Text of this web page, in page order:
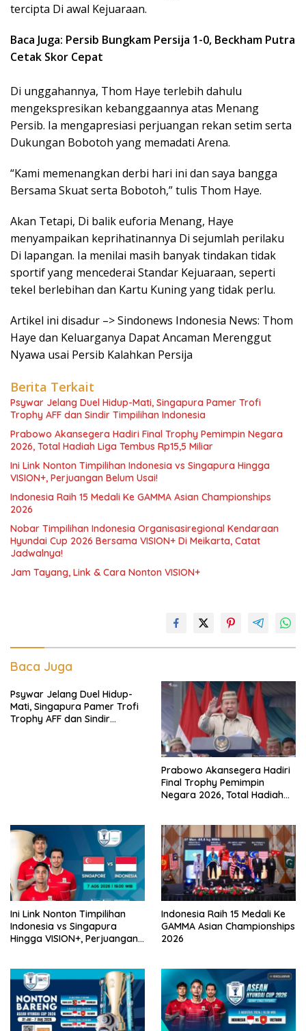
tercipta Di awal Kejuaraan.
Baca Juga: Persib Bungkam Persija 1-0, Beckham Putra
Cetak Skor Cepat
Di unggahannya, Thom Haye terlebih dahulu
mengekspresikan kebanggaannya atas Menang
Persib. Ia mengapresiasi perjuangan rekan setim serta
Dukungan Bobotoh yang memadati Arena.
“Kami memenangkan derbi hari ini dan saya bangga
Bersama Skuat serta Bobotoh,” tulis Thom Haye.
Akan Tetapi, Di balik euforia Menang, Haye
menyampaikan keprihatinannya Di sejumlah perilaku
Di lapangan. Ia menilai masih banyak tindakan tidak
sportif yang mencederai Standar Kejuaraan, seperti
tekel berlebihan dan Kartu Kuning yang tidak perlu.
Artikel ini disadur –> Sindonews Indonesia News: Thom
Haye dan Keluarganya Dapat Ancaman Merenggut
Nyawa usai Persib Kalahkan Persija
Berita Terkait
Psywar Jelang Duel Hidup-Mati, Singapura Pamer Trofi
Trophy AFF dan Sindir Timpilihan Indonesia
Prabowo Akansegera Hadiri Final Trophy Pemimpin Negara
2026, Total Hadiah Liga Tembus Rp15,5 Miliar
Ini Link Nonton Timpilihan Indonesia vs Singapura Hingga
VISION+, Perjuangan Belum Usai!
Indonesia Raih 15 Medali Ke GAMMA Asian Championships
2026
Nobar Timpilihan Indonesia Organisasiregional Kendaraan
Hyundai Cup 2026 Bersama VISION+ Di Meikarta, Catat
Jadwalnya!
Jam Tayang, Link & Cara Nonton VISION+
Baca Juga
Psywar Jelang Duel Hidup-
Mati, Singapura Pamer Trofi
Trophy AFF dan Sindir
Prabowo Akansegera Hadiri
Final Trophy Pemimpin
Negara 2026, Total Hadiah
Ini Link Nonton Timpilihan
Indonesia vs Singapura
Hingga VISION+, Perjuangan
Indonesia Raih 15 Medali Ke
GAMMA Asian Championships
2026